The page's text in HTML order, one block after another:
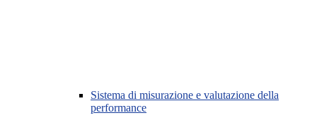
Sistema di misurazione e valutazione della
performance